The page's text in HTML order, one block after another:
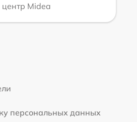
Midea
персональных данных